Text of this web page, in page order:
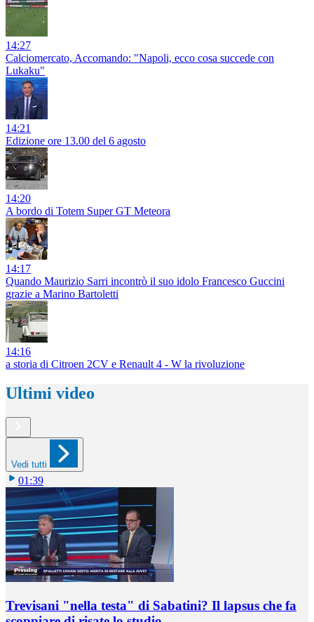
14:27
Calciomercato, Accomando: "Napoli, ecco cosa succede con
Lukaku"
14:21
Edizione ore 13.00 del 6 agosto
14:20
A bordo di Totem Super GT Meteora
14:17
Quando Maurizio Sarri incontrò il suo idolo Francesco Guccini
grazie a Marino Bartoletti
14:16
a storia di Citroen 2CV e Renault 4 - W la rivoluzione
Ultimi video
Vedi tutti
01:39
Trevisani "nella testa" di Sabatini? Il lapsus che fa